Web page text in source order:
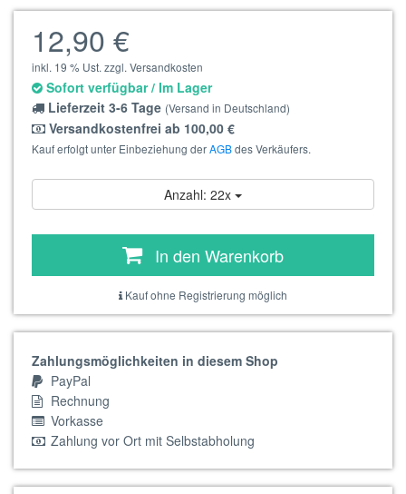
12,90 €
inkl. 19 % Ust. zzgl. Versandkosten
Sofort verfügbar / Im Lager
Lieferzeit 3-6 Tage (Versand in Deutschland)
Versandkostenfrei ab 100,00 €
Kauf erfolgt unter Einbeziehung derAGBdes Verkäufers.
Anzahl: 22x
In den Warenkorb
Kauf ohne Registrierung möglich
Zahlungsmöglichkeiten in diesem Shop
PayPal
Rechnung
Vorkasse
Zahlung vor Ort mit Selbstabholung